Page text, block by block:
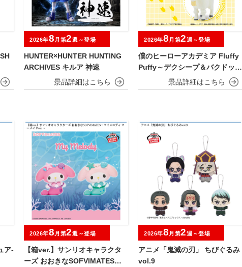
HUNTER×HUNTER HUNTING
ARCHIVES キルア 神速
2026年8 月第2週～登場
僕のヒーローアカデミア Fluffy
Puffy～デクシープ＆バクドッグ
＆オールマイゴート～
2026年8 月第2週～登場
ア-
【箱ver.】サンリオキャラクタ
ーズ おおきなSOFVIMATES～
2026年8 月第2週～登場
アニメ「鬼滅の刃」 ちびぐるみ
vol.9
2026年8 月第2週～登場